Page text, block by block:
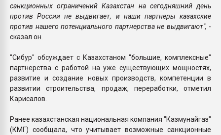
санкционных ограничений Казахстан на сегодняшний день
против России не выдвигает, и наши партнеры казахские
против нашего потенциального партнерства не выдвигают", -
сказал он.
"Сибур" обсуждает с Казахстаном "большие, комплексные"
партнерства с работой на уже существующих мощностях,
развитие и создание новых производств, компетенции в
развитии строительства, продаж, переработки, отметил
Карисалов.
Ранее казахстанская национальная компания "Казмунайгаз"
(КМГ) сообщала, что учитывает возможные санкционные